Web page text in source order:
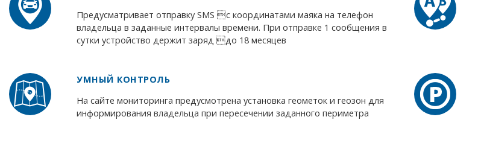
Предусматривает отправку SMS с координатами маяка на телефон
владельца в заданные интервалы времени. При отправке 1 сообщения в
сутки устройство держит заряд до 18 месяцев
УМНЫЙ КОНТРОЛЬ
На сайте мониторинга предусмотрена установка геометок и геозон для
информирования владельца при пересечении заданного периметра